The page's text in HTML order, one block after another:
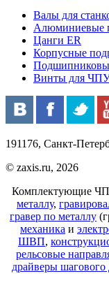
Валы для
Алюминиевые
Цанги ER
Корпусные
Винты для ЧПУ
191176, Санкт-
© zaxis.ru, 2026
Комплектующие
металлу,
гравер по металлу
механика и
ШВП,
рельсовые
драйверы шагового